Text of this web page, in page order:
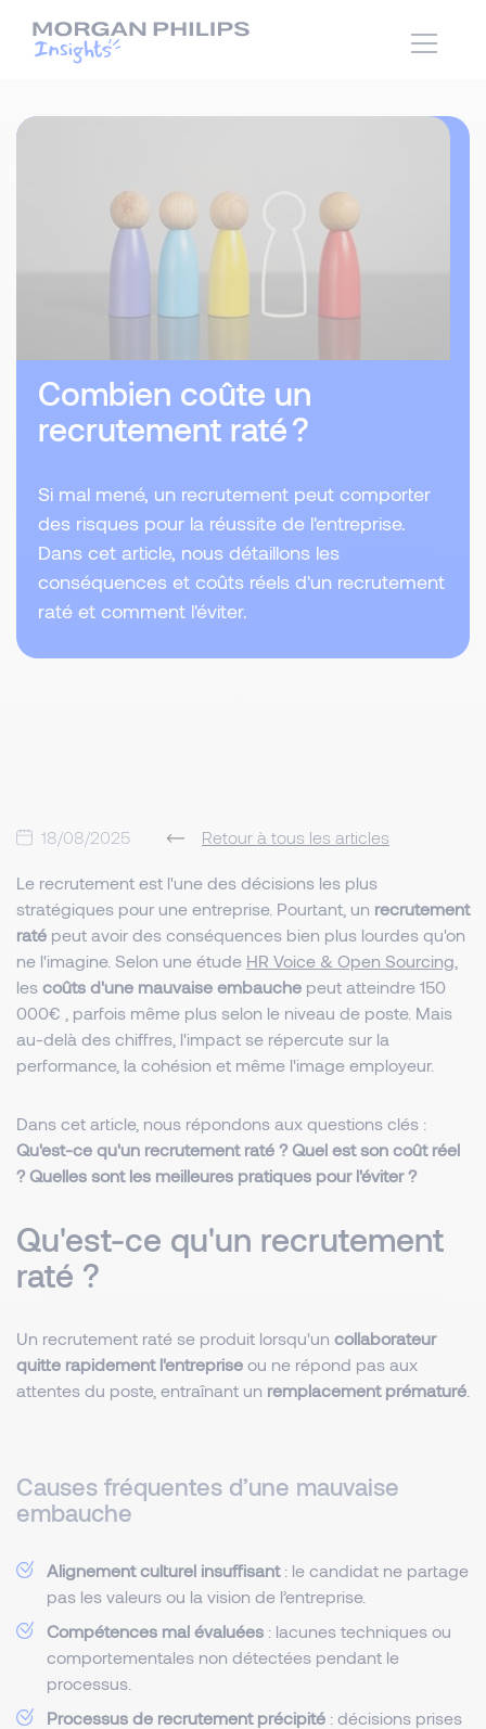
Combien coûte un
recrutement raté ?
Si mal mené, un recrutement peut comporter
des risques pour la réussite de l'entreprise.
Dans cet article, nous détaillons les
conséquences et coûts réels d'un recrutement
raté et comment l'éviter.
18/08/2025 Retour à tous les articles
Le recrutement est l'une des décisions les plus
stratégiques pour une entreprise. Pourtant, un recrutement
raté peut avoir des conséquences bien plus lourdes qu'on
ne l'imagine. Selon une étude HR Voice & Open Sourcing
les coûts d'une mauvaise embauche peut atteindre 150
000€ , parfois même plus selon le niveau de poste. Mais
au-delà des chiffres, l'impact se répercute sur la
performance, la cohésion et même l'image employeur.
Dans cet article, nous répondons aux questions clés :
Qu'est-ce qu'un recrutement raté ? Quel est son coût réel
? Quelles sont les meilleures pratiques pour l'éviter ?
Qu'est-ce qu'un recrutement
raté ?
Un recrutement raté se produit lorsqu'un collaborateur
quitte rapidement l'entreprise ou ne répond pas aux
attentes du poste, entraînant un remplacement prématuré
Causes fréquentes d’une mauvaise
embauche
Alignement culturel insuffisant: le candidat ne partage
pas les valeurs ou la vision de l’entreprise.
Compétences mal évaluées : lacunes techniques ou
comportementales non détectées pendant le
processus.
Processus de recrutement précipité : décisions prises